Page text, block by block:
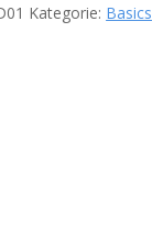
Kategorie: Basics